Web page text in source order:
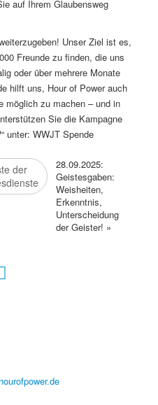
auf Ihrem Glaubensweg
Unser Ziel ist es,
Freunde zu finden, die uns
oder über mehrere Monate
hilft uns, Hour of Power auch
möglich zu machen – und in
Sie die Kampagne
unter: WWJT Spende
der
28.09.2025:
Geistesgaben:
Weisheiten,
Erkenntnis,
Unterscheidung
der Geister! »